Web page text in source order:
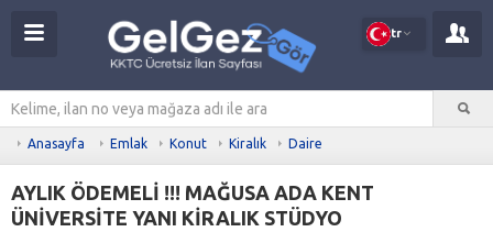
tr
Anasayfa Emlak Konut Kiralık Daire
AYLIK ÖDEMELİ !!! MAĞUSA ADA KENT
ÜNİVERSİTE YANI KİRALIK STÜDYO